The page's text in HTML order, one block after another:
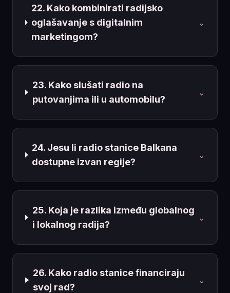
22. Kako kombinirati radijsko
oglašavanje s digitalnim
marketingom?
⌄
23. Kako slušati radio na
putovanjima ili u automobilu?
⌄
24. Jesu li radio stanice Balkana
dostupne izvan regije?
⌄
25. Koja je razlika između globalnog
i lokalnog radija?
⌄
26. Kako radio stanice financiraju
svoj rad?
⌄